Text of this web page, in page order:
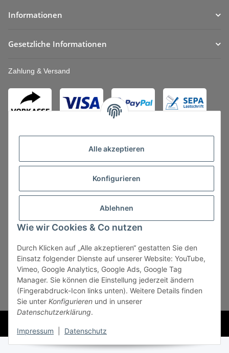
Alle akzeptieren
Konfigurieren
Ablehnen
Wie wir Cookies & Co nutzen
Durch Klicken auf „Alle akzeptieren“ gestatten Sie den
Einsatz folgender Dienste auf unserer Website: YouTube,
Vimeo, Google Analytics, Google Ads, Google Tag
Manager. Sie können die Einstellung jederzeit ändern
(Fingerabdruck-Icon links unten). Weitere Details finden
Sie unter Konfigurieren und in unserer
Datenschutzerklärung.
Impressum Datenschutz
Informationen
Gesetzliche Informationen
Zahlung & Versand
Vertrag widerrufen
* Alle Preise zzgl. gesetzlicher USt., zzgl.Versand, zzgl.
Mindermengenzuschlag